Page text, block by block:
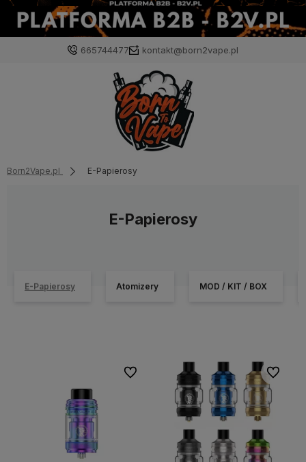
665744477 kontakt@born2vape.pl
Born2Vape.pl E-Papierosy
E-Papierosy
E-Papierosy Atomizery MOD / KIT / BOX
Do ulubionych Do